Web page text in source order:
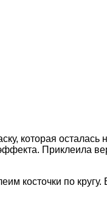
которая осталась
Приклеила
косточки по